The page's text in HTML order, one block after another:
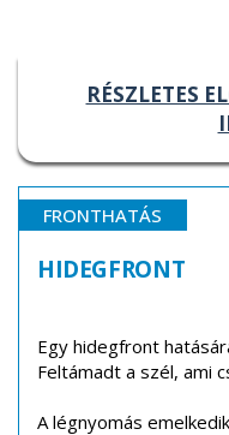
RÉSZLETES
FRONTHATÁS
HIDEGFRONT
Egy hidegfront
Feltámadt a szél, ami
A légnyomás